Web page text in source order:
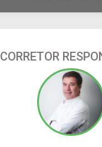
18:00
18:30
CORRETOR